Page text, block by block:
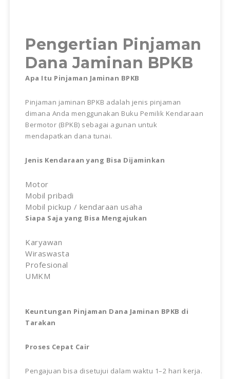
Pengertian Pinjaman
Dana Jaminan BPKB
Apa Itu Pinjaman Jaminan BPKB
Pinjaman jaminan BPKB adalah jenis pinjaman
dimana Anda menggunakan Buku Pemilik Kendaraan
Bermotor (BPKB) sebagai agunan untuk
mendapatkan dana tunai.
Jenis Kendaraan yang Bisa Dijaminkan
Motor
Mobil pribadi
Mobil pickup / kendaraan usaha
Siapa Saja yang Bisa Mengajukan
Karyawan
Wiraswasta
Profesional
UMKM
Keuntungan Pinjaman Dana Jaminan BPKB di
Tarakan
Proses Cepat Cair
Pengajuan bisa disetujui dalam waktu 1–2 hari kerja.